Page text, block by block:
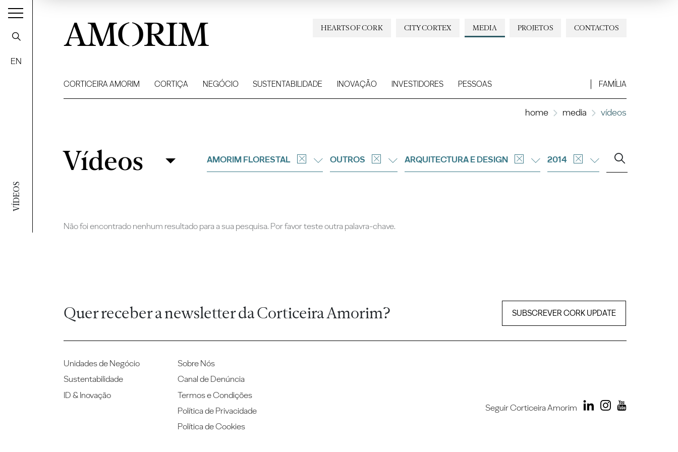
VÍDEOS
EN
AMORIM CONTACTOS
PROJETOS
MEDIA
CITY CORTEX
HEARTS OF CORK
CORTICEIRA AMORIM CORTIÇA NEGÓCIO SUSTENTABILIDADE INOVAÇÃO INVESTIDORES PESSOAS FAMÍLIA
home media vídeos
Filtrar
Vídeos AMORIM FLORESTAL OUTROS ARQUITECTURA E DESIGN 2014
Não foi encontrado nenhum resultado para a sua pesquisa. Por favor teste outra palavra-chave.
Quer receber a newsletter da Corticeira Amorim? SUBSCREVER CORK UPDATE
Unidades de Negócio
Sustentabilidade
ID & Inovação
Sobre Nós
Canal de Denúncia
Termos e Condições
Política de Privacidade
Política de Cookies
Seguir Corticeira Amorim